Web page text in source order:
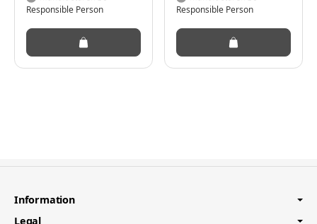
Responsible Person
155H / 1.4 GHz - Win
11 Pro - Intel Arc
Graphics - 32 GB
RAM - 1 TB SSD TCG
Opal Encryption 2,
Responsible Person
Information
Legal